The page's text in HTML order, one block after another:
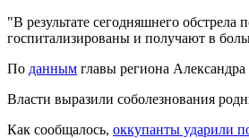
"В результате сегодняшнего
госпитализированы и получают в
По данным главы региона
Власти выразили соболезнования
Как сообщалось, оккупанты ударили